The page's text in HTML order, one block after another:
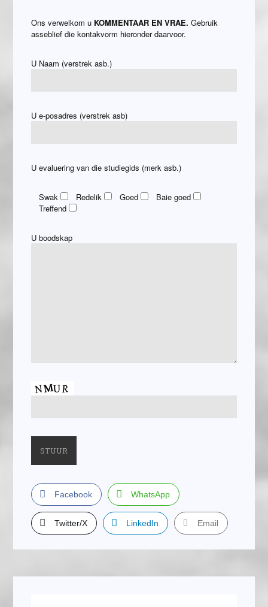
Ons verwelkom u KOMMENTAAR EN VRAE.Gebruik
asseblief die kontakvorm hieronder daarvoor.
U Naam (verstrek asb.)
U e-posadres (verstrek asb)
U evaluering van die studiegids (merk asb.)
Swak Redelik Goed
Baie goed
Treffend
U boodskap
Facebook WhatsApp
Twitter/X LinkedIn Email